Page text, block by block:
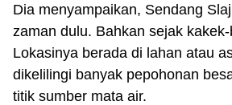
Dia menyampaikan, Sendang
zaman dulu. Bahkan sejak
Lokasinya berada di lahan atau
dikelilingi banyak pepohonan
titik sumber mata air.